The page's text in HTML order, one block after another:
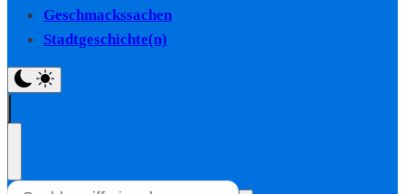
Geschmackssachen
Stadtgeschichte(n)